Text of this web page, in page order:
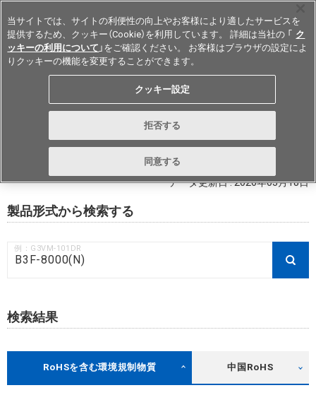
Japan
RoHS対応状況 / 非含有証明書ダウ
ンロード
データ更新日 : 2026年03月18日
製品形式から検索する
例：G3VM-101DR
検索結果
RoHSを含む環境規制物質 中国RoHS
当サイトでは、サイトの利便性の向上やお客様により適したサービスを
提供するため、クッキー（Cookie）を利用しています。 詳細は当社の 「 ク
ッキーの利用について 」をご確認ください。 お客様はブラウザの設定によ
りクッキーの機能を変更することができます。
クッキー設定
拒否する
同意する